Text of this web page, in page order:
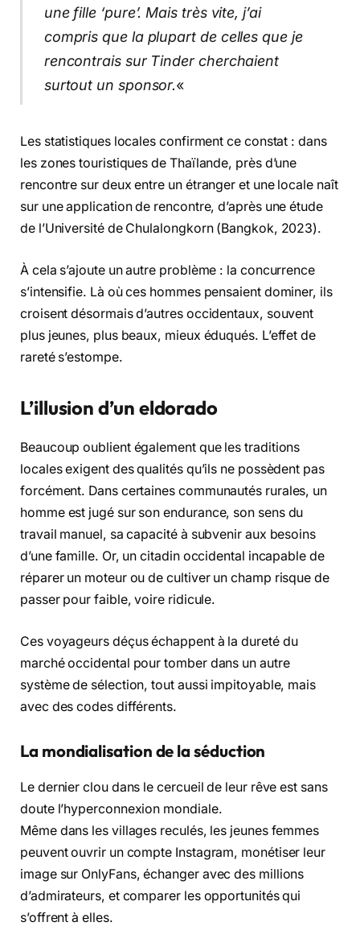
une fille ‘pure’. Mais très vite, j’ai
compris que la plupart de celles que je
rencontrais sur Tinder cherchaient
surtout un sponsor.«
Les statistiques locales confirment ce constat : dans
les zones touristiques de Thaïlande, près d’une
rencontre sur deux entre un étranger et une locale naît
sur une application de rencontre, d’après une étude
de l’Université de Chulalongkorn (Bangkok, 2023).
À cela s’ajoute un autre problème : la concurrence
s’intensifie. Là où ces hommes pensaient dominer, ils
croisent désormais d’autres occidentaux, souvent
plus jeunes, plus beaux, mieux éduqués. L’effet de
rareté s’estompe.
L’illusion d’un eldorado
Beaucoup oublient également que les traditions
locales exigent des qualités qu’ils ne possèdent pas
forcément. Dans certaines communautés rurales, un
homme est jugé sur son endurance, son sens du
travail manuel, sa capacité à subvenir aux besoins
d’une famille. Or, un citadin occidental incapable de
réparer un moteur ou de cultiver un champ risque de
passer pour faible, voire ridicule.
Ces voyageurs déçus échappent à la dureté du
marché occidental pour tomber dans un autre
système de sélection, tout aussi impitoyable, mais
avec des codes différents.
La mondialisation de la séduction
Le dernier clou dans le cercueil de leur rêve est sans
doute l’hyperconnexion mondiale.
Même dans les villages reculés, les jeunes femmes
peuvent ouvrir un compte Instagram, monétiser leur
image sur OnlyFans, échanger avec des millions
d’admirateurs, et comparer les opportunités qui
s’offrent à elles.